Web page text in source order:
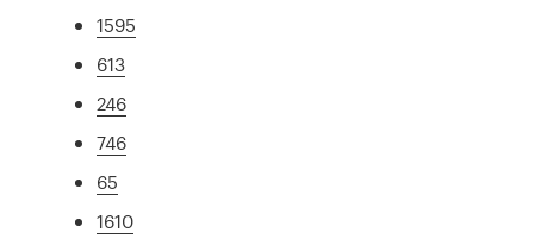
1595
613
246
746
65
1610